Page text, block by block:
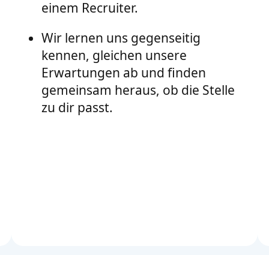
einem Recruiter.
Wir lernen uns gegenseitig
kennen, gleichen unsere
Erwartungen ab und finden
gemeinsam heraus, ob die Stelle
zu dir passt.